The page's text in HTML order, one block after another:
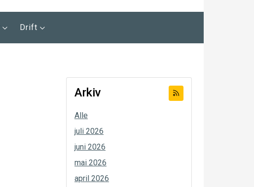
Drift
Arkiv
Alle
juli 2026
juni 2026
mai 2026
april 2026